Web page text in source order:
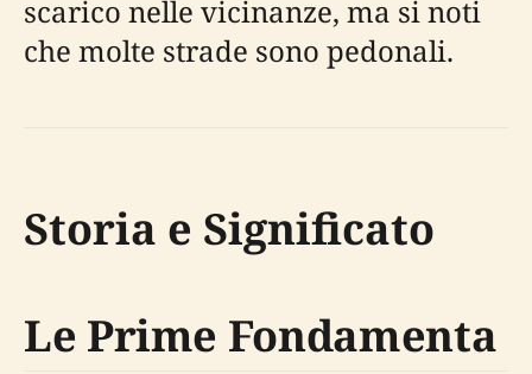
scarico nelle vicinanze, ma si noti
che molte strade sono pedonali.
Storia e Significato
Le Prime Fondamenta